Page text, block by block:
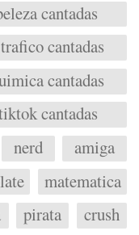
cantadas
trafico cantadas
cantadas
cantadas
nerd
amiga
matematica
pirata
crush